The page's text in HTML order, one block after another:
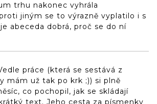
trhu nakonec vyhrála
jiným se to výrazně vyplatilo i s
abeceda dobrá, proč se do ní
práce (která se sestává z
mám už tak po krk ;)) si plně
co pochopil, jak se skládají
text. Jeho cesta za písmenky